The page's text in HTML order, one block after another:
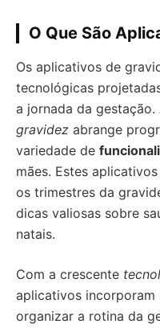
O Que São
Os aplicativos de
tecnológicas
a jornada da gestação.
gravidez abrange
variedade de
mães. Estes
os trimestres da
dicas valiosas sobre
natais.
Com a crescente
aplicativos incorporam
organizar a rotina da